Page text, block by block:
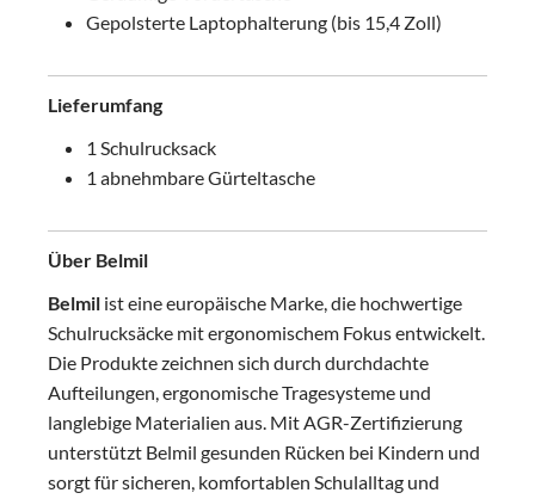
Gepolsterte Laptophalterung (bis 15,4 Zoll)
Lieferumfang
1 Schulrucksack
1 abnehmbare Gürteltasche
Über Belmil
Belmil ist eine europäische Marke, die hochwertige
Schulrucksäcke mit ergonomischem Fokus entwickelt.
Die Produkte zeichnen sich durch durchdachte
Aufteilungen, ergonomische Tragesysteme und
langlebige Materialien aus. Mit AGR-Zertifizierung
unterstützt Belmil gesunden Rücken bei Kindern und
sorgt für sicheren, komfortablen Schulalltag und